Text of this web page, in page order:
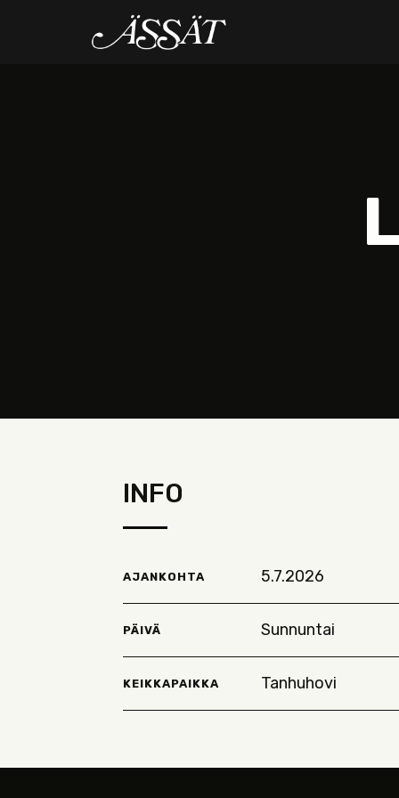
INFO
AJANKOHTA 5.7.2026
PÄIVÄ Sunnuntai
KEIKKAPAIKKA Tanhuhovi